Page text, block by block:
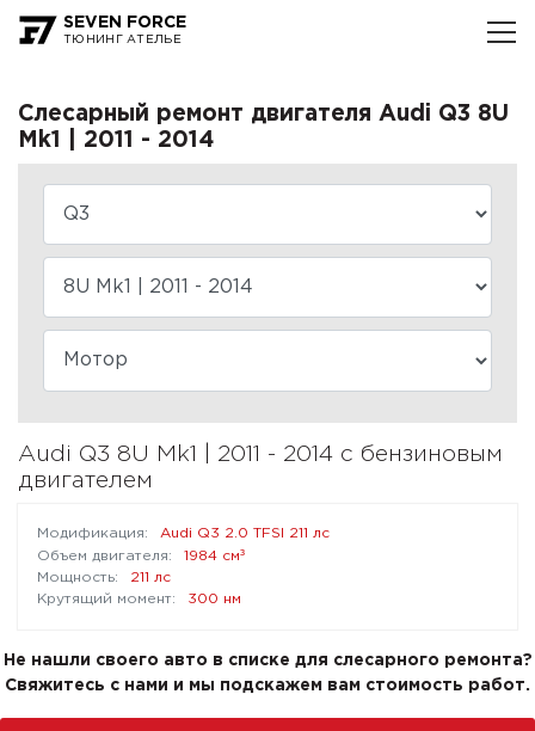
SEVEN FORCE
ТЮНИНГ АТЕЛЬЕ
Слесарный ремонт двигателя Audi Q3 8U
Mk1 | 2011 - 2014
Audi Q3 8U Mk1 | 2011 - 2014 с бензиновым
двигателем
Audi Q3 2.0 TFSI 211 лс
1984 см³
211 лс
300 нм
Не нашли своего авто в списке для слесарного ремонта?
Свяжитесь с нами и мы подскажем вам стоимость работ.